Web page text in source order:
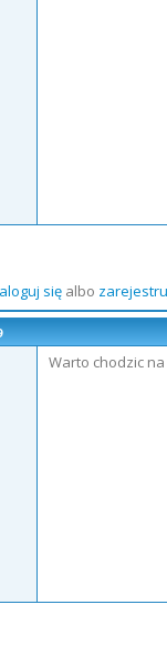
sięalbo
Warto chodzic